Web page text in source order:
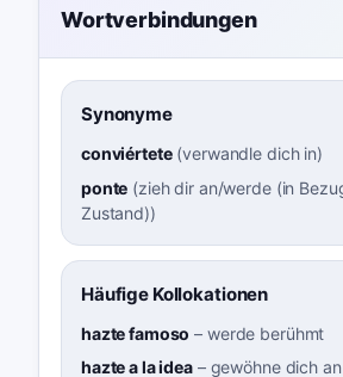
Wortverbindungen
Synonyme
conviértete(verwandle dich in)
ponte (zieh dir an/werde (in
Zustand))
Häufige Kollokationen
hazte famoso – werde berühmt
hazte a la idea – gewöhne dich